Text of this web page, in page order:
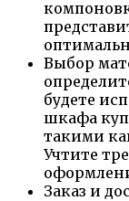
Выбор
будете
шкафа
такими
Учтите
Заказ и